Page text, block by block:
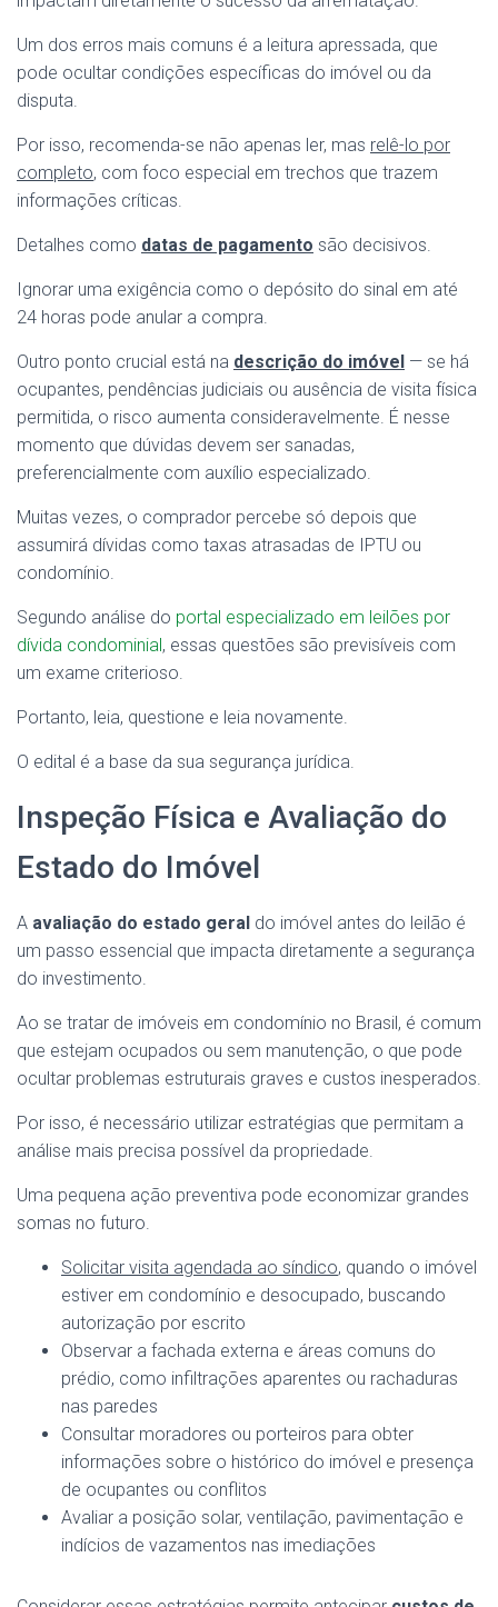
Um dos erros mais comuns é a leitura apressada, que
pode ocultar condições específicas do imóvel ou da
disputa.
Por isso, recomenda-se não apenas ler, mas relê-lo por
completo, com foco especial em trechos que trazem
informações críticas.
Detalhes como datas de pagamento são decisivos.
Ignorar uma exigência como o depósito do sinal em até
24 horas pode anular a compra.
Outro ponto crucial está na descrição do imóvel — se há
ocupantes, pendências judiciais ou ausência de visita física
permitida, o risco aumenta consideravelmente. É nesse
momento que dúvidas devem ser sanadas,
preferencialmente com auxílio especializado.
Muitas vezes, o comprador percebe só depois que
assumirá dívidas como taxas atrasadas de IPTU ou
condomínio.
Segundo análise do portal especializado em leilões por
dívida condominial, essas questões são previsíveis com
um exame criterioso.
Portanto, leia, questione e leia novamente.
O edital é a base da sua segurança jurídica.
Inspeção Física e Avaliação do
Estado do Imóvel
A avaliação do estado geral do imóvel antes do leilão é
um passo essencial que impacta diretamente a segurança
do investimento.
Ao se tratar de imóveis em condomínio no Brasil, é comum
que estejam ocupados ou sem manutenção, o que pode
ocultar problemas estruturais graves e custos inesperados.
Por isso, é necessário utilizar estratégias que permitam a
análise mais precisa possível da propriedade.
Uma pequena ação preventiva pode economizar grandes
somas no futuro.
Solicitar visita agendada ao síndico, quando o imóvel
estiver em condomínio e desocupado, buscando
autorização por escrito
Observar a fachada externa e áreas comuns do
prédio, como infiltrações aparentes ou rachaduras
nas paredes
Consultar moradores ou porteiros para obter
informações sobre o histórico do imóvel e presença
de ocupantes ou conflitos
Avaliar a posição solar, ventilação, pavimentação e
indícios de vazamentos nas imediações